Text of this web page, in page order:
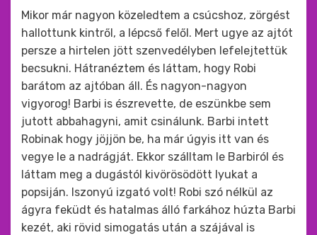
Mikor már nagyon közeledtem a csúcshoz, zörgést
hallottunk kintről, a lépcső felől. Mert ugye az ajtót
persze a hirtelen jött szenvedélyben lefelejtettük
becsukni. Hátranéztem és láttam, hogy Robi
barátom az ajtóban áll. És nagyon-nagyon
vigyorog! Barbi is észrevette, de eszünkbe sem
jutott abbahagyni, amit csinálunk. Barbi intett
Robinak hogy jöjjön be, ha már úgyis itt van és
vegye le a nadrágját. Ekkor szálltam le Barbiról és
láttam meg a dugástól kivörösödött lyukat a
popsiján. Iszonyú izgató volt! Robi szó nélkül az
ágyra feküdt és hatalmas álló farkához húzta Barbi
kezét, aki rövid simogatás után a szájával is